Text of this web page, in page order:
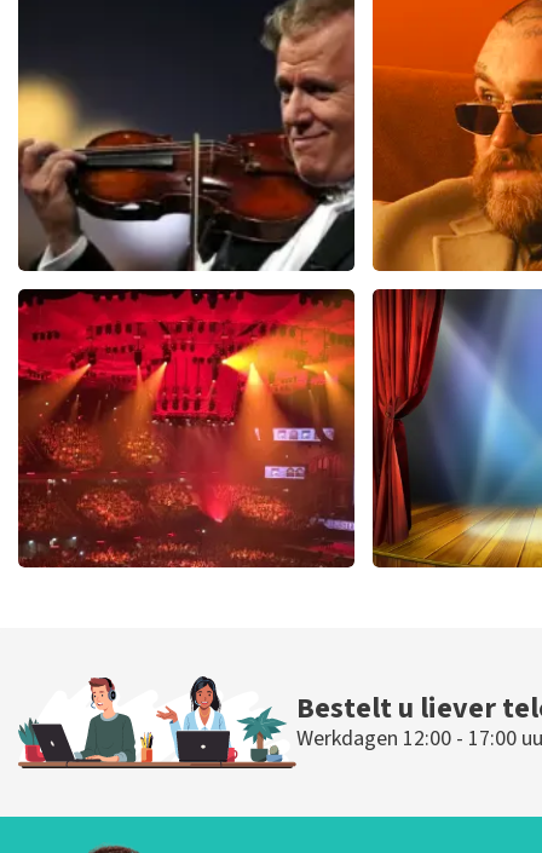
Andre Rieu
712laatste 30 minuten
BESTEL NU
Teddy
666laatste 30
BESTEL NU
BESTEL NU
Bestelt u liever
Werkdagen 12:00 - 17:00